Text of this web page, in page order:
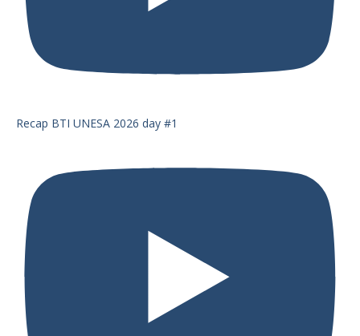
Recap BTI UNESA 2026 day #1